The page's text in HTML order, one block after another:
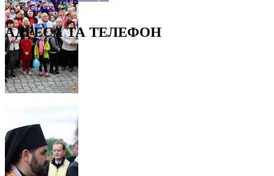
Статут
АДРЕСА ТА ТЕЛЕФОН